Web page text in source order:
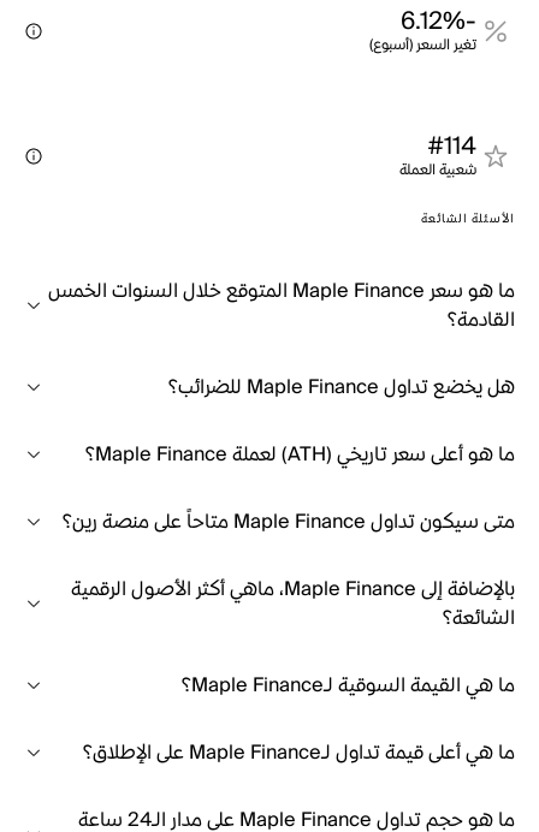
-6.12%
تغير السعر (أسبوع)
#114
شعبية العملة
الأسئلة الشائعة
ما هو سعر Maple Finance المتوقع خلال السنوات الخمس
القادمة؟
هل يخضع تداول Maple Finance للضرائب؟
ما هو أعلى سعر تاريخي (ATH) لعملة Maple Finance؟
متى سيكون تداول Maple Finance متاحاً على منصة رين؟
بالإضافة إلى Maple Finance، ماهي أكثر الأصول الرقمية
الشائعة؟
ما هي القيمة السوقية لـMaple Finance؟
ما هي أعلى قيمة تداول لـMaple Finance على الإطلاق؟
ما هو حجم تداول Maple Finance على مدار الـ24 ساعة